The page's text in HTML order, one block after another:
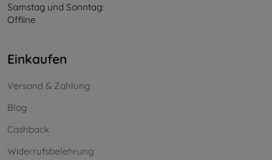
Samstag und Sonntag:
Offline
Einkaufen
Versand & Zahlung
Blog
Cashback
Widerrufsbelehrung